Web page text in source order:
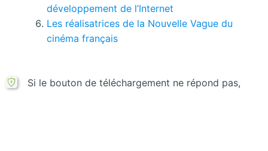
développement de l’Internet
Les réalisatrices de la Nouvelle Vague du
cinéma français
Si le bouton de téléchargement ne répond pas,